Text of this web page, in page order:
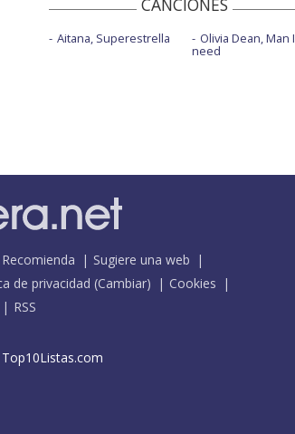
CANCIONES
Aitana, Superestrella Olivia Dean, Man I
need
Recomienda
Sugiere una web
de privacidad (Cambiar)
Cookies
RSS
Top10Listas.com